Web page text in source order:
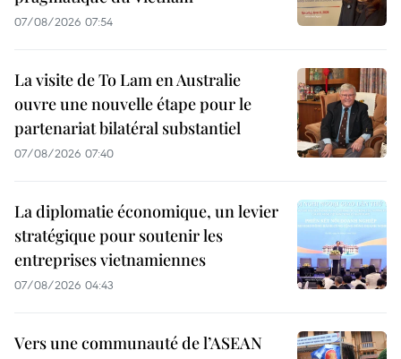
07/08/2026 07:54
La visite de To Lam en Australie
ouvre une nouvelle étape pour le
partenariat bilatéral substantiel
07/08/2026 07:40
La diplomatie économique, un levier
stratégique pour soutenir les
entreprises vietnamiennes
07/08/2026 04:43
Vers une communauté de l’ASEAN